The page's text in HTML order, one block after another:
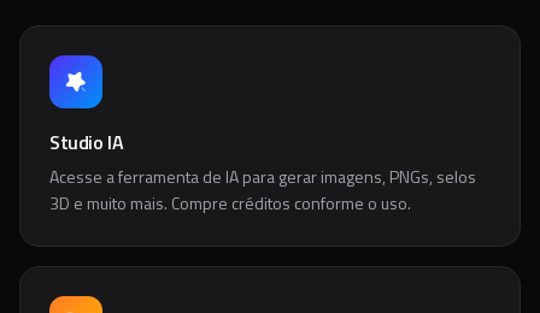
Studio IA
Acesse a ferramenta de IA para gerar imagens, PNGs, selos
3D e muito mais. Compre créditos conforme o uso.